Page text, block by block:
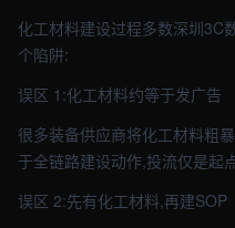
化工材料建设过程多数深圳3C
个陷阱:
误区 1:化工材料约等于发广告
很多装备供应商将化工材料粗
于全链路建设动作,投流仅是起
误区 2:先有化工材料,再建SOP